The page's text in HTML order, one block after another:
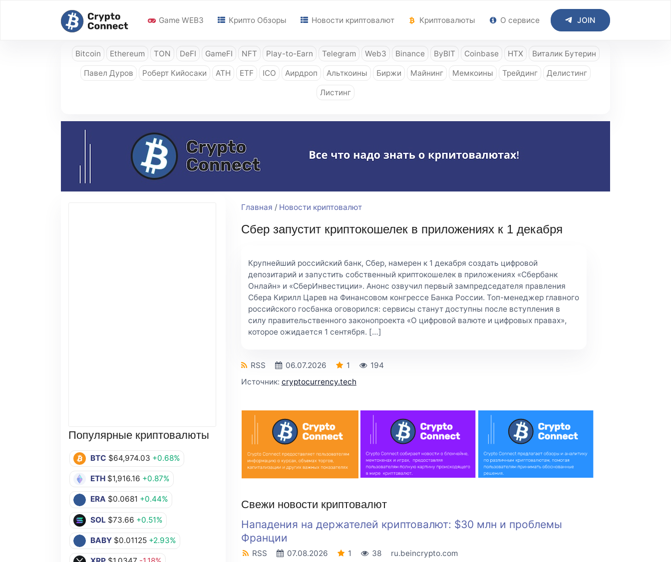
Game WEB3 Крипто Обзоры Новости криптовалют Криптовалюты О сервисе JOIN
Bitcoin Ethereum TON DeFI GameFI NFT Play-to-Earn Telegram Web3 Binance ByBIT Coinbase HTX Виталик Бутерин
Павел Дуров Роберт Кийосаки ATH ETF ICO Аирдроп Альткоины Биржи Майнинг Мемкоины Трейдинг Делистинг
Листинг
Популярные криптовалюты
BTC $64,974.03 +0.68%
ETH $1,916.16 +0.87%
ERA $0.0681 +0.44%
SOL $73.66 +0.51%
BABY $0.01125 +2.93%
Главная / Новости криптовалют
Сбер запустит криптокошелек в приложениях к 1 декабря
Крупнейший российский банк, Сбер, намерен к 1 декабря создать цифровой
депозитарий и запустить собственный криптокошелек в приложениях «Сбербанк
Онлайн» и «СберИнвестиции». Анонс озвучил первый зампредседателя правления
Сбера Кирилл Царев на Финансовом конгрессе Банка России. Топ-менеджер главного
российского госбанка оговорился: сервисы станут доступны после вступления в
силу правительственного законопроекта «О цифровой валюте и цифровых правах»,
которое ожидается 1 сентября. […]
RSS 06.07.2026 1
194
Источник: cryptocurrency.tech
Свежи новости криптовалют
Нападения на держателей криптовалют: $30 млн и проблемы
Франции
RSS 07.08.2026 1 38 ru.beincrypto.com